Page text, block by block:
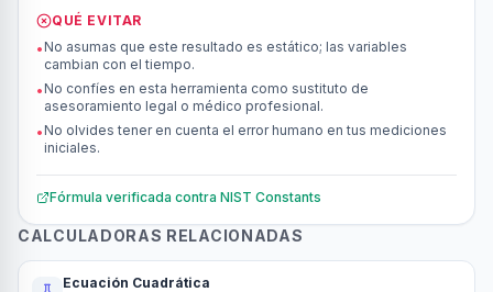
QUÉ EVITAR
• No asumas que este resultado es estático; las variables
cambian con el tiempo.
• No confíes en esta herramienta como sustituto de
asesoramiento legal o médico profesional.
• No olvides tener en cuenta el error humano en tus mediciones
iniciales.
Fórmula verificada contra NIST Constants
CALCULADORAS RELACIONADAS
Ecuación Cuadrática